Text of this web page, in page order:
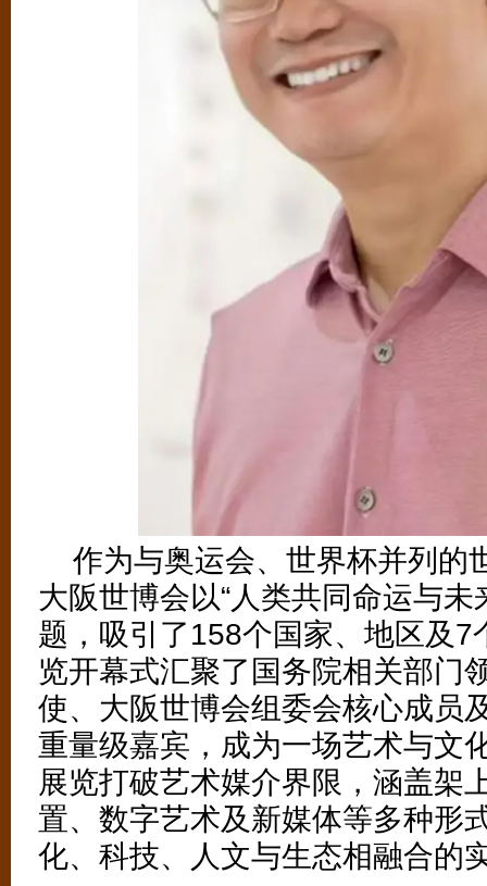
（4/6）
作为与奥运会、世界杯并列的
大阪世博会以“人类共同命运与未
题，吸引了158个国家、地区及7
览开幕式汇聚了国务院相关部门
使、大阪世博会组委会核心成员
重量级嘉宾，成为一场艺术与文
展览打破艺术媒介界限，涵盖架
置、数字艺术及新媒体等多种形
化、科技、人文与生态相融合的